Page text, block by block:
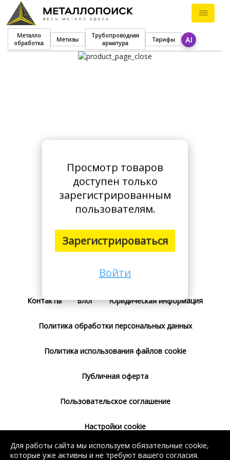
Металло
обработка
Метизы
Трубопроводная
арматура
Тарифы AI
Просмотр товаров
доступен только
зарегистрированным
пользователям.
Зарегистрироваться
Войти
Тарифы
Контакты Блог Юридическая информация
Политика обработки персональных данных
Политика использования файлов cookie
Публичная оферта
Пользовательское соглашение
Настройки cookie
Согласие на использование сервиса
Для работы сайта мы используем обязательные cookie,
которые уже активны и не требуют вашего согласия.